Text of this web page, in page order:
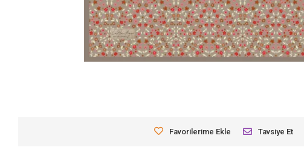
Favorilerime Ekle Tavsiye Et